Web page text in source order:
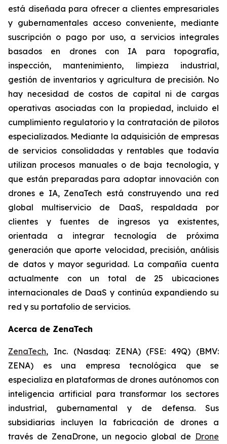
está diseñada para ofrecer a clientes empresariales
y gubernamentales acceso conveniente, mediante
suscripción o pago por uso, a servicios integrales
basados en drones con IA para topografía,
inspección, mantenimiento, limpieza industrial,
gestión de inventarios y agricultura de precisión. No
hay necesidad de costos de capital ni de cargas
operativas asociadas con la propiedad, incluido el
cumplimiento regulatorio y la contratación de pilotos
especializados. Mediante la adquisición de empresas
de servicios consolidadas y rentables que todavía
utilizan procesos manuales o de baja tecnología, y
que están preparadas para adoptar innovación con
drones e IA, ZenaTech está construyendo una red
global multiservicio de DaaS, respaldada por
clientes y fuentes de ingresos ya existentes,
orientada a integrar tecnología de próxima
generación que aporte velocidad, precisión, análisis
de datos y mayor seguridad. La compañía cuenta
actualmente con un total de 25 ubicaciones
internacionales de DaaS y continúa expandiendo su
red y su portafolio de servicios.
Acerca de ZenaTech
ZenaTech, Inc. (Nasdaq: ZENA) (FSE: 49Q) (BMV:
ZENA) es una empresa tecnológica que se
especializa en plataformas de drones autónomos con
inteligencia artificial para transformar los sectores
industrial, gubernamental y de defensa. Sus
subsidiarias incluyen la fabricación de drones a
través de ZenaDrone, un negocio global de Drone